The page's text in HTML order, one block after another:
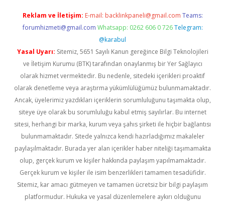
Reklam ve İletişim: E-mail: backlinkpaneli@gmail.com Teams:
forumhizmeti@gmail.com Whatsapp: 0262 606 0 726 Telegram:
@karabul
Yasal Uyarı: Sitemiz, 5651 Sayılı Kanun gereğince Bilgi Teknolojileri
ve İletişim Kurumu (BTK) tarafından onaylanmış bir Yer Sağlayıcı
olarak hizmet vermektedir. Bu nedenle, sitedeki içerikleri proaktif
olarak denetleme veya araştırma yükümlülüğümüz bulunmamaktadır.
Ancak, üyelerimiz yazdıkları içeriklerin sorumluluğunu taşımakta olup,
siteye üye olarak bu sorumluluğu kabul etmiş sayılırlar. Bu internet
sitesi, herhangi bir marka, kurum veya şahıs şirketi ile hiçbir bağlantısı
bulunmamaktadır. Sitede yalnızca kendi hazırladığımız makaleler
paylaşılmaktadır. Burada yer alan içerikler haber niteliği taşımamakta
olup, gerçek kurum ve kişiler hakkında paylaşım yapılmamaktadır.
Gerçek kurum ve kişiler ile isim benzerlikleri tamamen tesadüfidir.
Sitemiz, kar amacı gütmeyen ve tamamen ücretsiz bir bilgi paylaşım
platformudur. Hukuka ve yasal düzenlemelere aykırı olduğunu